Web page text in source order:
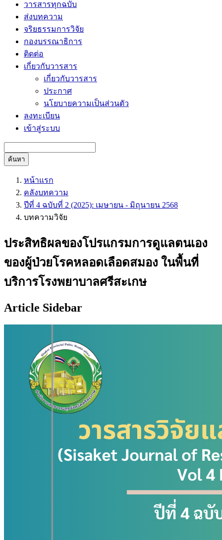
วารสารทุกฉบับ
ส่งบทความ
จริยธรรมการวิจัย
กองบรรณาธิการ
ติดต่อ
เกี่ยวกับวารสาร
เกี่ยวกับวารสาร
ประกาศ
นโยบายความเป็นส่วนตัว
ลงทะเบียน
เข้าสู่ระบบ
ค้นหา
หน้าแรก
คลังบทความ
ปีที่ 4 ฉบับที่ 2 (2025): เมษายน - มิถุนายน 2568
บทความวิจัย
ประสิทธิผลของโปรแกรมการดูแลตนเอง
ของผู้ป่วยโรคหลอดเลือดสมอง ในพื้นที่
บริการโรงพยาบาลศรีสะเกษ
Article Sidebar